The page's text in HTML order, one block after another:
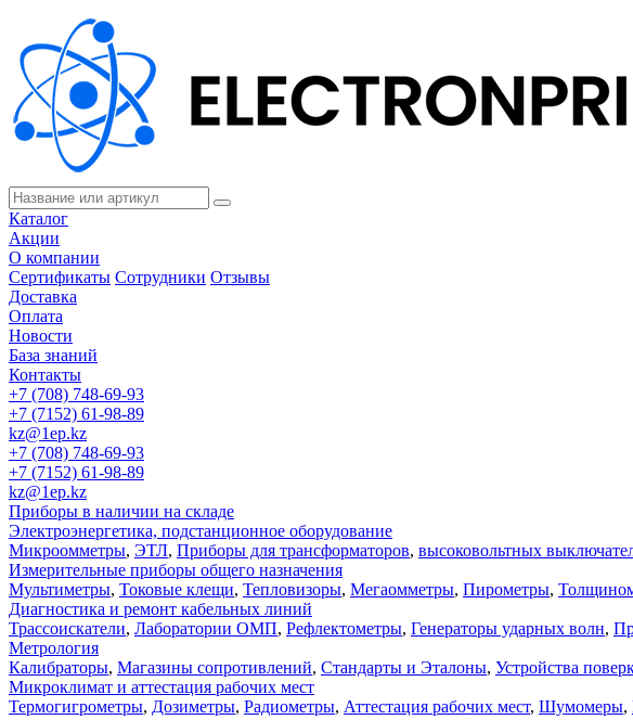
Каталог
Акции
О компании
Сертификаты Сотрудники Отзывы
Доставка
Оплата
Новости
База знаний
Контакты
+7 (708) 748-69-93
+7 (7152) 61-98-89
kz@1ep.kz
+7 (708) 748-69-93
+7 (7152) 61-98-89
kz@1ep.kz
Приборы в наличии на складе
Электроэнергетика, подстанционное оборудование
Микроомметры, ЭТЛ, Приборы для трансформаторов, высоковольтных
Измерительные приборы общего назначения
Мультиметры, Токовые клещи, Тепловизоры, Мегаомметры, Пирометры,
Диагностика и ремонт кабельных линий
Трассоискатели, Лаборатории ОМП, Рефлектометры, Генераторы ударных волн,
Метрология
Калибраторы, Магазины сопротивлений, Стандарты и Эталоны, Устройства
Микроклимат и аттестация рабочих мест
Термогигрометры, Дозиметры, Радиометры, Аттестация рабочих мест, Шумомеры,